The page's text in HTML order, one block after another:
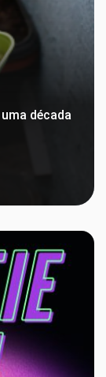
década